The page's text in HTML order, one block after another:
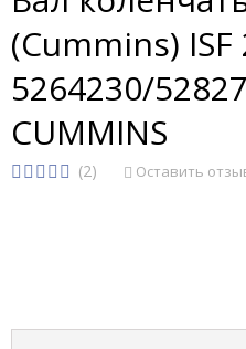
(Cummins)
5264230/
CUMMINS
(2) Оставить